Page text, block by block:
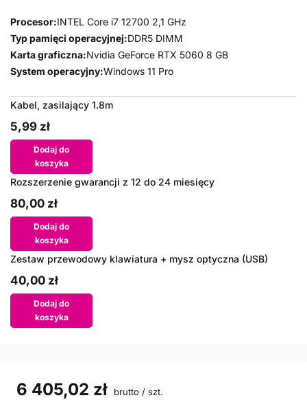
Procesor:INTEL Core i7 12700 2,1 GHz
Typ pamięci operacyjnej:DDR5 DIMM
Karta graficzna:Nvidia GeForce RTX 5060 8 GB
System operacyjny:Windows 11 Pro
Kabel, zasilający 1.8m
5,99 zł
Dodaj do
koszyka
Rozszerzenie gwarancji z 12 do 24 miesięcy
80,00 zł
Dodaj do
koszyka
Zestaw przewodowy klawiatura + mysz optyczna (USB)
40,00 zł
Dodaj do
koszyka
6 405,02 zł brutto / szt.